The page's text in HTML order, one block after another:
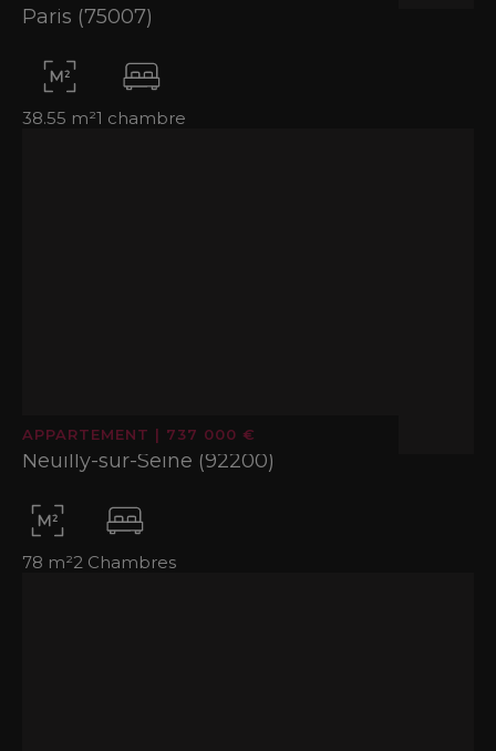
Paris (75007)
38.55 m²1 chambre
APPARTEMENT | 737 000 €
Neuilly-sur-Seine (92200)
78 m²2 Chambres